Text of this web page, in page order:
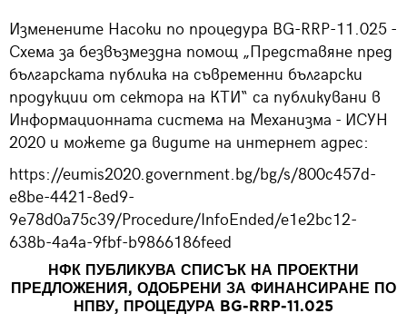
Изменените Насоки по процедура BG-RRP-11.025 -
Схема за безвъзмездна помощ „Представяне пред
българската публика на съвременни български
продукции от сектора на КТИ“ са публикувани в
Информационната система на Механизма - ИСУН
2020 и можете да видите на интернет адрес:
https://eumis2020.government.bg/bg/s/800c457d-
e8be-4421-8ed9-
9e78d0a75c39/Procedure/InfoEnded/e1e2bc12-
638b-4a4a-9fbf-b9866186feed
НФК ПУБЛИКУВА СПИСЪК НА ПРОЕКТНИ
ПРЕДЛОЖЕНИЯ, ОДОБРЕНИ ЗА ФИНАНСИРАНЕ ПО
НПВУ, ПРОЦЕДУРА BG-RRP-11.025